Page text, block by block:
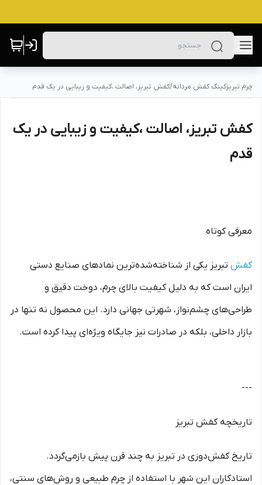
چرم تبریزکینگ کفش مردانه/کفش تبریز، اصالت ،کیفیت و زیبایی در یک قدم
کفش تبریز، اصالت ،کیفیت و زیبایی در یک
قدم
معرفی کوتاه
کفش تبریز یکی از شناخته‌شده‌ترین نمادهای صنایع دستی
ایران است که به دلیل کیفیت بالای چرم، دوخت دقیق و
طراحی‌های چشم‌نواز، شهرتی جهانی دارد. این محصول نه تنها در
بازار داخلی، بلکه در صادرات نیز جایگاه ویژه‌ای پیدا کرده است.
---
تاریخچه کفش تبریز
تاریخ کفش‌دوزی در تبریز به چند قرن پیش بازمی‌گردد.
استادکاران این شهر با استفاده از چرم طبیعی و روش‌های سنتی،